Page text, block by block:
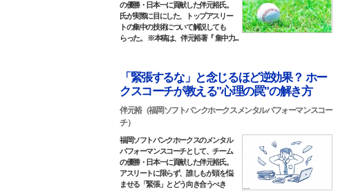
の優勝・日本一に貢献した伴元裕氏。
氏が実際に目にした、トップアスリー
トの集中の技術について解説しても
らった。 ※本稿は、伴元裕著『 集中力...
「緊張するな」と念じるほど逆効果？ ホー
クスコーチが教える"心理の罠"の解き方
伴元裕（福岡ソフトバンクホークスメンタルパフォーマンスコー
チ）
福岡ソフトバンクホークスのメンタル
パフォーマンスコーチとして、チーム
の優勝・日本一に貢献した伴元裕氏。
アスリートに限らず、誰しもが頭を悩
ませる「緊張」とどう向き合うべき